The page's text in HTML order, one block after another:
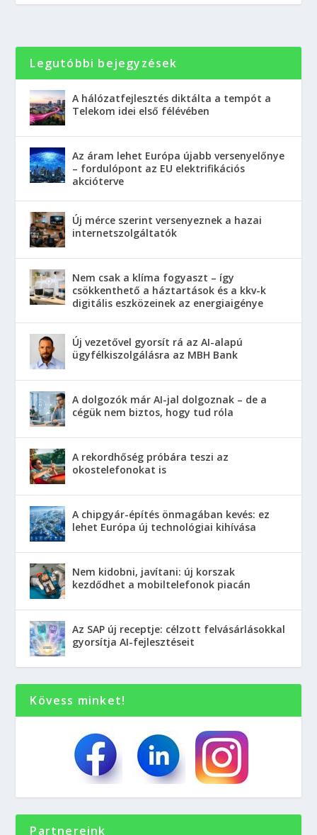
Legutóbbi bejegyzések
A hálózatfejlesztés diktálta a tempót a
Telekom idei első félévében
Az áram lehet Európa újabb versenyelőnye
– fordulópont az EU elektrifikációs
akcióterve
Új mérce szerint versenyeznek a hazai
internetszolgáltatók
Nem csak a klíma fogyaszt – így
csökkenthető a háztartások és a kkv-k
digitális eszközeinek az energiaigénye
Új vezetővel gyorsít rá az AI-alapú
ügyfélkiszolgálásra az MBH Bank
A dolgozók már AI-jal dolgoznak – de a
cégük nem biztos, hogy tud róla
A rekordhőség próbára teszi az
okostelefonokat is
A chipgyár-építés önmagában kevés: ez
lehet Európa új technológiai kihívása
Nem kidobni, javítani: új korszak
kezdődhet a mobiltelefonok piacán
Az SAP új receptje: célzott felvásárlásokkal
gyorsítja AI-fejlesztéseit
Kövess minket!
Partnereink